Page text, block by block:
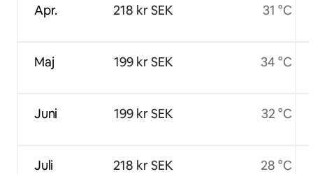
Apr.
Maj
Juni
Juli
218 kr SEK
199 kr SEK
199 kr SEK
218 kr SEK
31 °C
34 °C
32 °C
28 °C